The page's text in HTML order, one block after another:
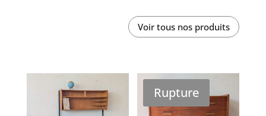
Voir tous nos produits
Rupture